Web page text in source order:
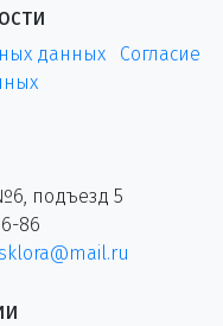
данных
Согласие
подъезд 5
86